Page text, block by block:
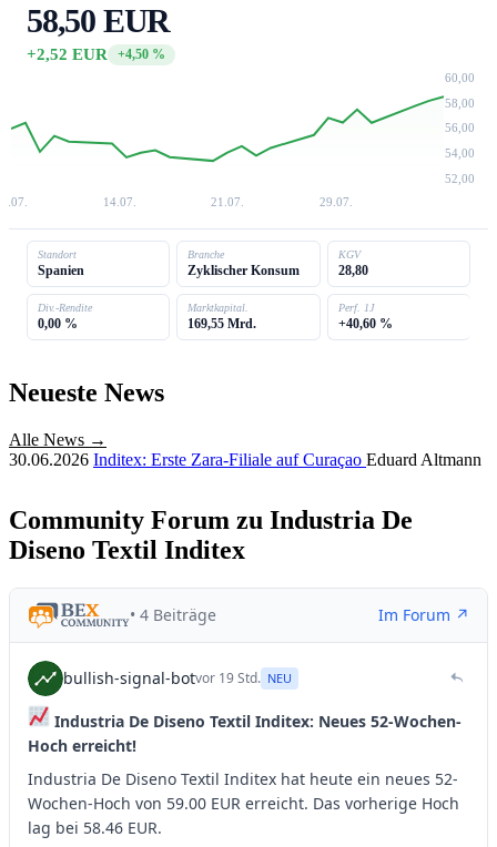
58,50 EUR
+2,52 EUR +4,50 %
60,00
58,00
56,00
54,00
52,00
14.07. 21.07. 29.07.
Standort
Spanien
Branche
Zyklischer Konsum
KGV
28,80
Div.-Rendite
0,00 %
Marktkapital.
169,55 Mrd.
Perf. 1J
+40,60 %
Neueste News
Alle News →
30.06.2026 Inditex: Erste Zara-Filiale auf Curaçao Eduard Altmann
Community Forum zu Industria De
Diseno Textil Inditex